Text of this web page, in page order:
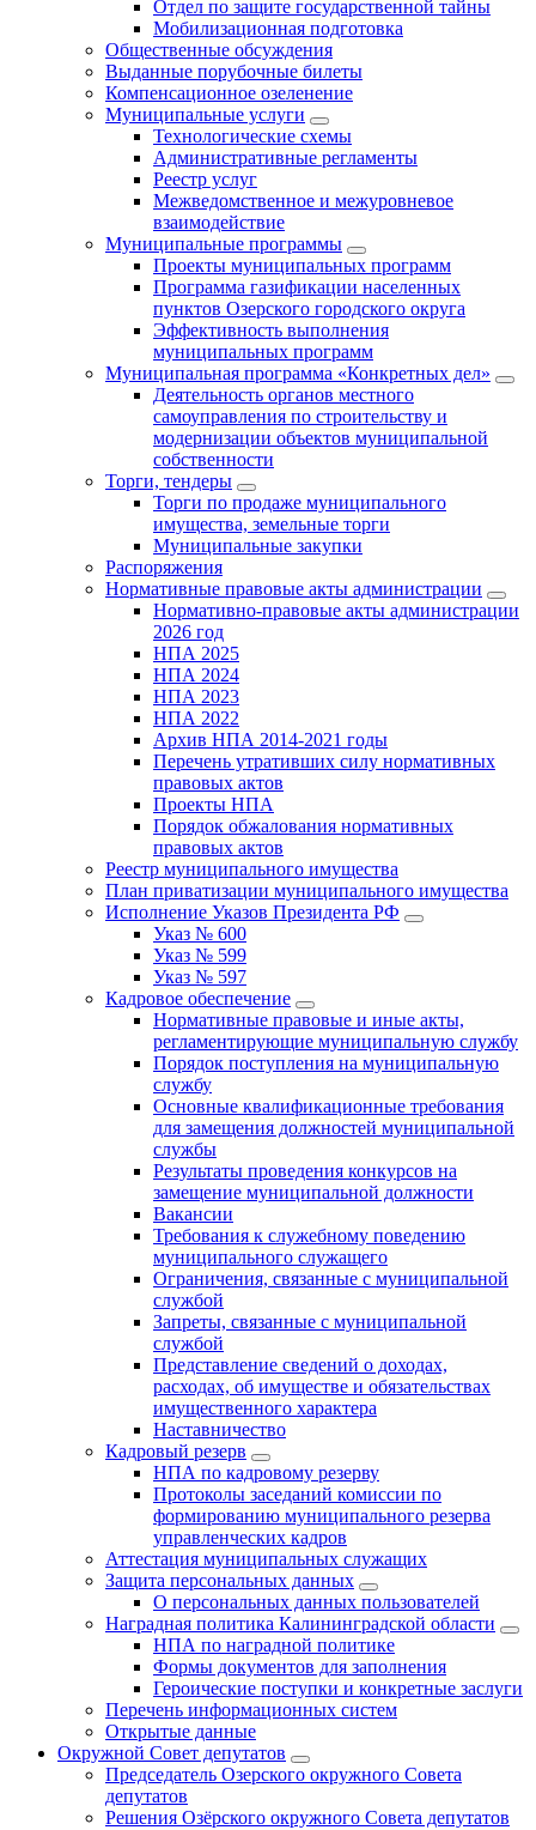
Отдел по защите государственной тайны
Мобилизационная подготовка
Общественные обсуждения
Выданные порубочные билеты
Компенсационное озеленение
Муниципальные услуги
Технологические схемы
Административные регламенты
Реестр услуг
Межведомственное и межуровневое
взаимодействие
Муниципальные программы
Проекты муниципальных программ
Программа газификации населенных
пунктов Озерского городского округа
Эффективность выполнения
муниципальных программ
Муниципальная программа «Конкретных дел»
Деятельность органов местного
самоуправления по строительству и
модернизации объектов муниципальной
собственности
Торги, тендеры
Торги по продаже муниципального
имущества, земельные торги
Муниципальные закупки
Распоряжения
Нормативные правовые акты администрации
Нормативно-правовые акты администрации
2026 год
НПА 2025
НПА 2024
НПА 2023
НПА 2022
Архив НПА 2014-2021 годы
Перечень утративших силу нормативных
правовых актов
Проекты НПА
Порядок обжалования нормативных
правовых актов
Реестр муниципального имущества
План приватизации муниципального имущества
Исполнение Указов Президента РФ
Указ № 600
Указ № 599
Указ № 597
Кадровое обеспечение
Нормативные правовые и иные акты,
регламентирующие муниципальную службу
Порядок поступления на муниципальную
службу
Основные квалификационные требования
для замещения должностей муниципальной
службы
Результаты проведения конкурсов на
замещение муниципальной должности
Вакансии
Требования к служебному поведению
муниципального служащего
Ограничения, связанные с муниципальной
службой
Запреты, связанные с муниципальной
службой
Представление сведений о доходах,
расходах, об имуществе и обязательствах
имущественного характера
Наставничество
Кадровый резерв
НПА по кадровому резерву
Протоколы заседаний комиссии по
формированию муниципального резерва
управленческих кадров
Аттестация муниципальных служащих
Защита персональных данных
О персональных данных пользователей
Наградная политика Калининградской области
НПА по наградной политике
Формы документов для заполнения
Героические поступки и конкретные заслуги
Перечень информационных систем
Открытые данные
Окружной Совет депутатов
Председатель Озерского окружного Совета
депутатов
Решения Озёрского окружного Совета депутатов